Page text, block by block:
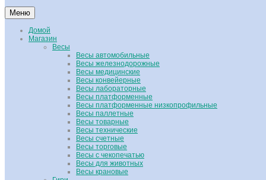
Меню
Домой
Магазин
Весы
Весы автомобильные
Весы железнодорожные
Весы медицинские
Весы конвейерные
Весы лабораторные
Весы платформенные
Весы платформенные низкопрофильные
Весы паллетные
Весы товарные
Весы технические
Весы счетные
Весы торговые
Весы с чекопечатью
Весы для животных
Весы крановые